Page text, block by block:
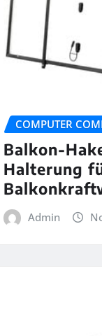
COMPUTER
Balkon-
Halterung
Admin